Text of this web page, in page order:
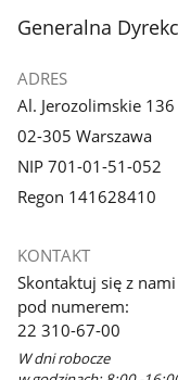
stopka
Generalna
ADRES
Al. Jerozolimskie 136
02-305 Warszawa
NIP 701-01-51-052
Regon 141628410
KONTAKT
Skontaktuj się z nami
pod numerem:
22 310-67-00
W dni robocze